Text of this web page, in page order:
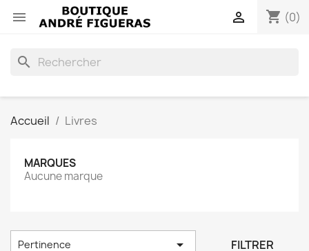
 shopping_cart (0)

search
Accueil Livres
MARQUES
Aucune marque
Pertinence  FILTRER